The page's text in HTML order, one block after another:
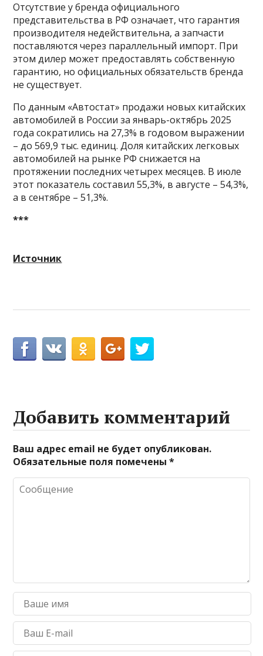
Отсутствие у бренда официального
представительства в РФ означает, что гарантия
производителя недействительна, а запчасти
поставляются через параллельный импорт. При
этом дилер может предоставлять собственную
гарантию, но официальных обязательств бренда
не существует.
По данным «Автостат» продажи новых китайских
автомобилей в России за январь-октябрь 2025
года сократились на 27,3% в годовом выражении
– до 569,9 тыс. единиц. Доля китайских легковых
автомобилей на рынке РФ снижается на
протяжении последних четырех месяцев. В июле
этот показатель составил 55,3%, в августе – 54,3%,
а в сентябре – 51,3%.
***
Источник
Добавить комментарий
Ваш адрес email не будет опубликован.
Обязательные поля помечены*